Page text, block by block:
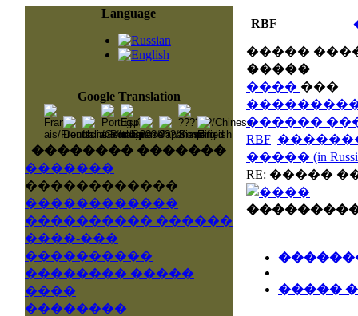
Language
Google Translation
�������� �������
�������
������������
������������
���������� ������
����-���
����������
�������� �����
����
��������
RBF
�����
�����
���� ���
������
RBF
����� (in
RE: ����� ��
�����